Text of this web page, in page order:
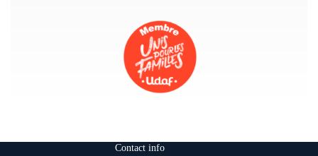
Contact info